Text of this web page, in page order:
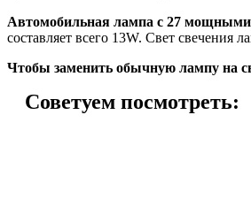
Автомобильная лампа с 27 мощными
составляет всего 13W. Свет свечения
Чтобы заменить обычную лампу на
Советуем посмотреть: